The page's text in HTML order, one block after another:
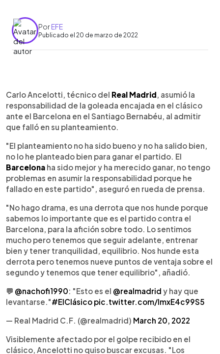
PorEFE
Publicado el 20 de marzo de 2022
► Escuchar artículo
Carlo Ancelotti, técnico del Real Madrid, asumió la
responsabilidad de la goleada encajada en el clásico
ante el Barcelona en el Santiago Bernabéu, al admitir
que falló en su planteamiento.
"El planteamiento no ha sido bueno y no ha salido bien,
no lo he planteado bien para ganar el partido. El
Barcelona ha sido mejor y ha merecido ganar, no tengo
problemas en asumir la responsabilidad porque he
fallado en este partido", aseguró en rueda de prensa.
"No hago drama, es una derrota que nos hunde porque
sabemos lo importante que es el partido contra el
Barcelona, para la afición sobre todo. Lo sentimos
mucho pero tenemos que seguir adelante, entrenar
bien y tener tranquilidad, equilibrio. Nos hunde esta
derrota pero tenemos nueve puntos de ventaja sobre el
segundo y tenemos que tener equilibrio", añadió.
💬 @nachofi1990: "Esto es el @realmadrid y hay que
levantarse."#ElClásico pic.twitter.com/ImxE4c99S5
— Real Madrid C.F. (@realmadrid) March 20, 2022
Visiblemente afectado por el golpe recibido en el
clásico, Ancelotti no quiso buscar excusas. "Los